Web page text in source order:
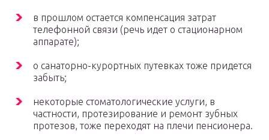
в прошлом остается компенсация затрат
телефонной связи (речь идет о стационарном
аппарате);
о санаторно-курортных путевках тоже придется
забыть;
некоторые стоматологические услуги, в
частности, протезирование и ремонт зубных
протезов, тоже переходят на плечи пенсионера.